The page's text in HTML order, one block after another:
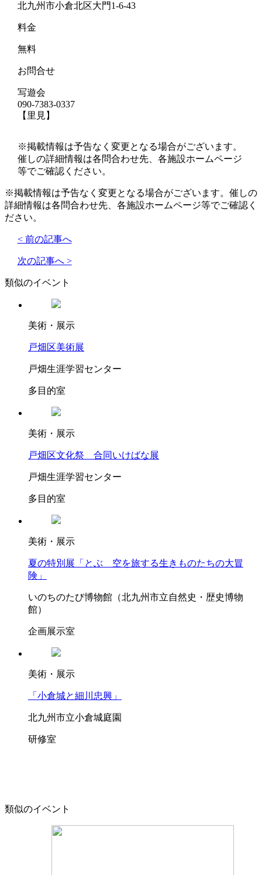
北九州市小倉北区大門1-6-43
料金
無料
お問合せ
写遊会
090-7383-0337
【里見】
※掲載情報は予告なく変更となる場合がございます。
催しの詳細情報は各問合わせ先、各施設ホームページ
等でご確認ください。
※掲載情報は予告なく変更となる場合がございます。催しの
詳細情報は各問合わせ先、各施設ホームページ等でご確認く
ださい。
< 前の記事へ
次の記事へ >
類似のイベント
美術・展示
戸畑区美術展
戸畑生涯学習センター
多目的室
美術・展示
戸畑区文化祭 合同いけばな展
戸畑生涯学習センター
多目的室
美術・展示
夏の特別展「とぶ 空を旅する生きものたちの大冒
険」
いのちのたび博物館（北九州市立自然史・歴史博物
館）
企画展示室
美術・展示
「小倉城と細川忠興」
北九州市立小倉城庭園
研修室
類似のイベント